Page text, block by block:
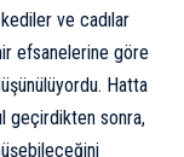
ve cadılar
efsanelerine göre
Hatta
geçirdikten sonra,